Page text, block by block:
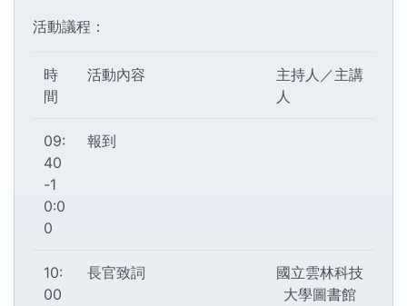
活動議程：
時
間
活動內容
主持人／主講
人
09:
40
-1
0:0
0
報到
10:
00
長官致詞
國立雲林科技
大學圖書館